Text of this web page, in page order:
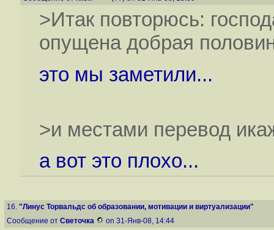
>Итак повторюсь:
опущена добрая
это мы заметили...
>и местами перевод
а вот это плохо...
16. "Линус Торвальдс об образовании, мотивации и виртуализации"
Сообщение от Светочка on 31-Янв-08, 14:44